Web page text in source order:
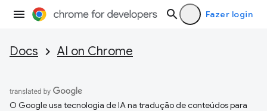
Fazer login
Docs AI on Chrome
O Google usa tecnologia de IA na tradução de conteúdos para